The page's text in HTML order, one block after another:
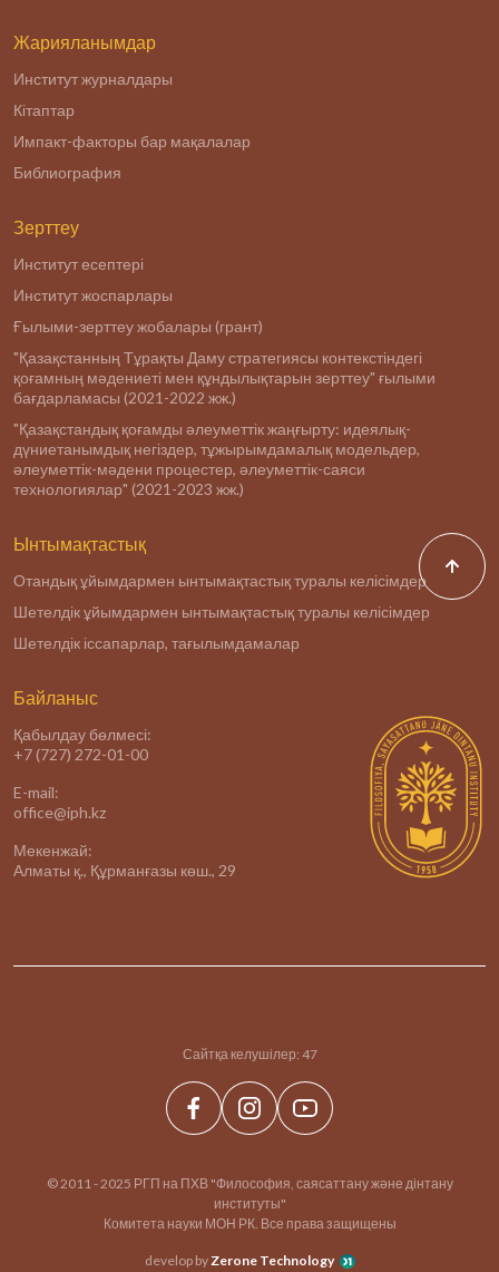
Жарияланымдар
Институт журналдары
Кітаптар
Импакт-факторы бар мақалалар
Библиография
Зерттеу
Институт есептері
Институт жоспарлары
Ғылыми-зерттеу жобалары (грант)
"Қазақстанның Тұрақты Даму стратегиясы контекстіндегі
қоғамның мәдениеті мен құндылықтарын зерттеу" ғылыми
бағдарламасы (2021-2022 жж.)
"Қазақстандық қоғамды әлеуметтік жаңғырту: идеялық-
дүниетанымдық негіздер, тұжырымдамалық модельдер,
әлеуметтік-мәдени процестер, әлеуметтік-саяси
технологиялар" (2021-2023 жж.)
Ынтымақтастық
Отандық ұйымдармен ынтымақтастық туралы келісімдер
Шетелдік ұйымдармен ынтымақтастық туралы келісімдер
Шетелдік іссапарлар, тағылымдамалар
Байланыс
Қабылдау бөлмесі:
+7 (727) 272-01-00
E-mail:
office@iph.kz
Мекенжай:
Алматы қ., Құрманғазы көш., 29
Сайтқа келушілер: 47
© 2011 - 2025 РГП на ПХВ "Философия, саясаттану және дінтану
институты"
Комитета науки МОН РК. Все права защищены
develop byZerone Technology